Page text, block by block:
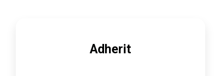
Adherit